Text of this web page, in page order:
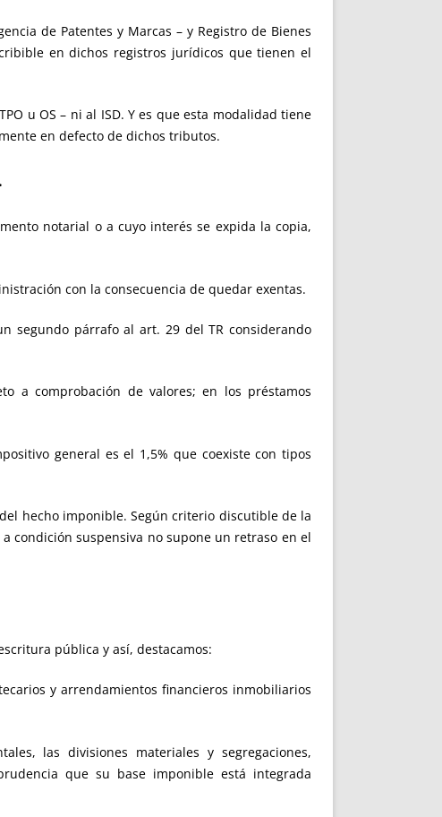
de Patentes y Marcas – y Registro de Bienes
en dichos registros jurídicos que tienen el
u OS – ni al ISD. Y es que esta modalidad tiene
en defecto de dichos tributos.
notarial o a cuyo interés se expida la copia,
con la consecuencia de quedar exentas.
segundo párrafo al art. 29 del TR considerando
a comprobación de valores; en los préstamos
general es el 1,5% que coexiste con tipos
hecho imponible. Según criterio discutible de la
condición suspensiva no supone un retraso en el
pública y así, destacamos:
y arrendamientos financieros inmobiliarios
las divisiones materiales y segregaciones,
que su base imponible está integrada